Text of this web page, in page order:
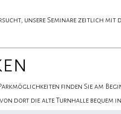
unsere Seminare zeitlich mit
finden Sie am
dort die alte Turnhalle bequem in